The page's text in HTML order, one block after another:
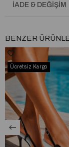
lüks ve sağlam
Topuk Boyu:11
Renk: Siyah
İç Kısım:Çift pedli
Dış Kısım: İthal deri
Aksesuar: İthal
İADE & DEĞIŞIM
BENZER
Ücretsiz Kargo